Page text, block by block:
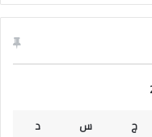
ج س
د